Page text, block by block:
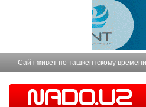
Сайт живет по ташкентскому